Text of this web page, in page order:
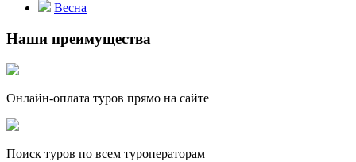
Весна
Наши преимущества
Онлайн-оплата туров прямо на сайте
Поиск туров по всем туроператорам